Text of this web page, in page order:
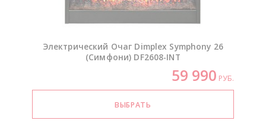
Электрический Очаг Dimplex Symphony 26
(Симфони) DF2608-INT
59 990 РУБ.